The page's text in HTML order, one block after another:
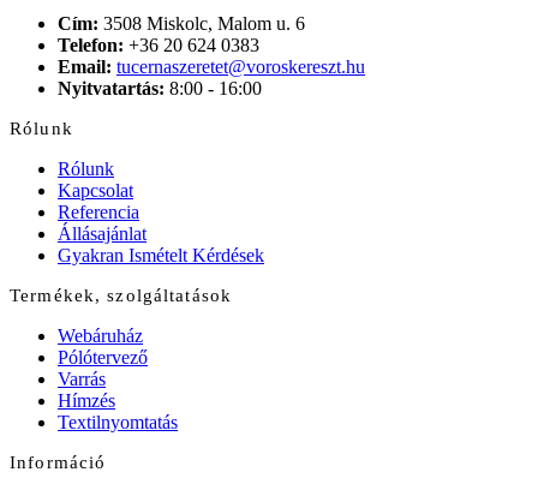
Cím: 3508 Miskolc, Malom u. 6
Telefon: +36 20 624 0383
Email: tucernaszeretet@voroskereszt.hu
Nyitvatartás: 8:00 - 16:00
Rólunk
Rólunk
Kapcsolat
Referencia
Állásajánlat
Gyakran Ismételt Kérdések
Termékek, szolgáltatások
Webáruház
Pólótervező
Varrás
Hímzés
Textilnyomtatás
Információ